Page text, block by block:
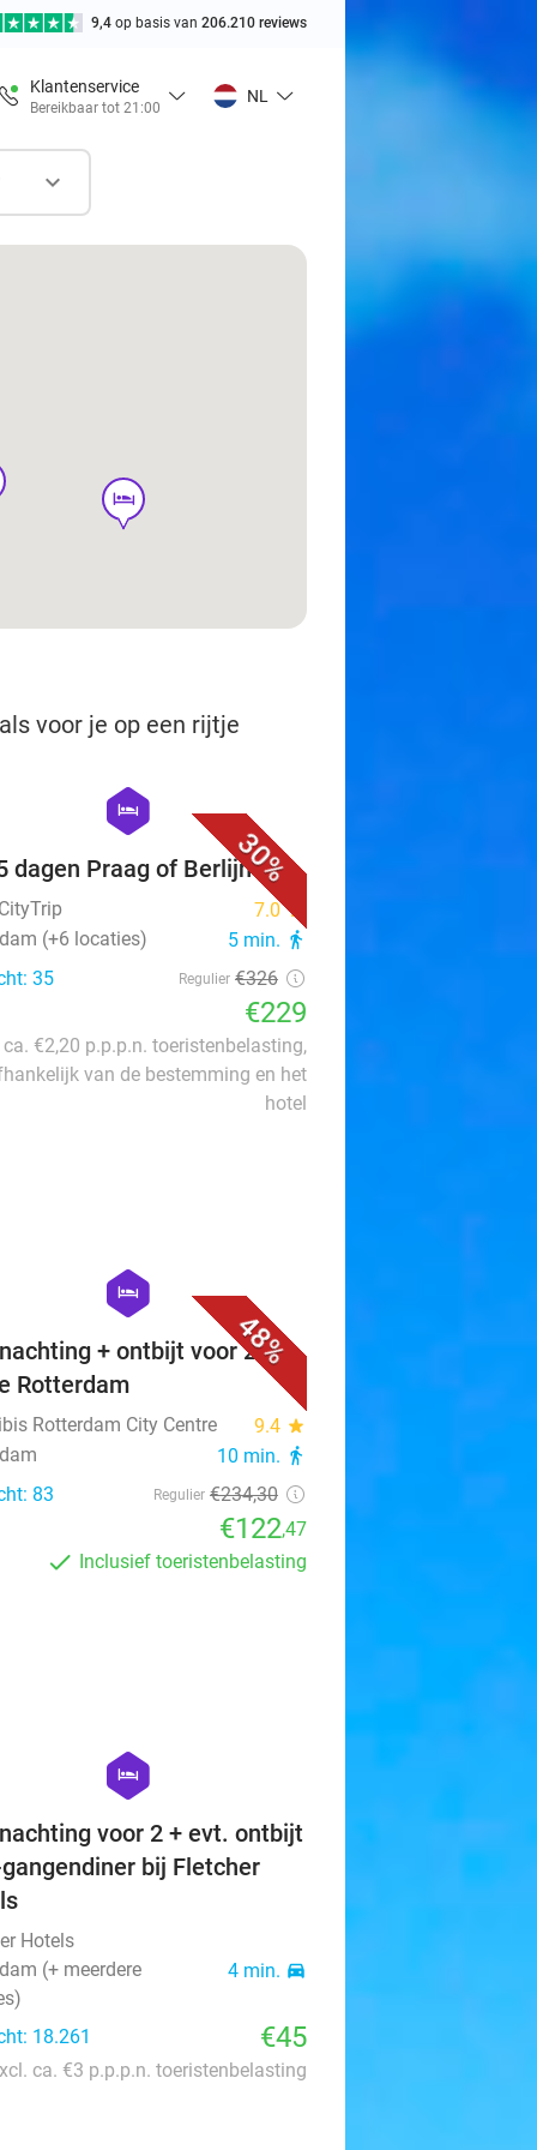
9,4 op basis van 206.210 reviews
Klantenservice
Bereikbaar tot 21:00
NL
hotel
voor je op een rijtje
30%
hexagon
hotel
dagen Praag of Berlijn
7.0star
(+6 locaties) 5 min. directions_walk
35 Regulier €326
€229
ca. €2,20 p.p.p.n. toeristenbelasting,
van de bestemming en het
hotel
48%
hexagon
hotel
+ ontbijt voor 2 in
Rotterdam
Rotterdam City Centre 9.4 star
10 min. directions_walk
83 Regulier €234,30
€122,47
Inclusief toeristenbelasting
hexagon
hotel
voor 2 + evt. ontbijt
bij Fletcher
Hotels
(+ meerdere
4 min. directions_car
18.261 €45
ca. €3 p.p.p.n. toeristenbelasting